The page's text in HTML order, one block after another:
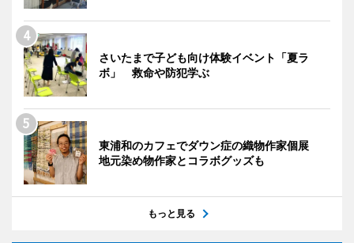
さいたまで子ども向け体験イベント「夏ラ
ボ」 救命や防犯学ぶ
東浦和のカフェでダウン症の織物作家個展
地元染め物作家とコラボグッズも
もっと見る